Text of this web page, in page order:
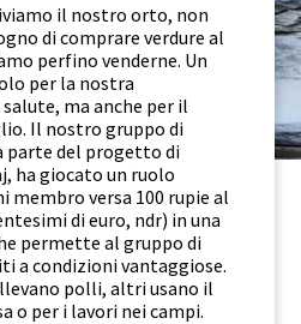
il nostro orto, non
di comprare verdure al
perfino venderne. Un
per la nostra
ma anche per il
Il nostro gruppo di
parte del progetto di
ha giocato un ruolo
membro versa 100 rupie al
di euro, ndr) in una
permette al gruppo di
a condizioni vantaggiose.
polli, altri usano il
o per i lavori nei campi.